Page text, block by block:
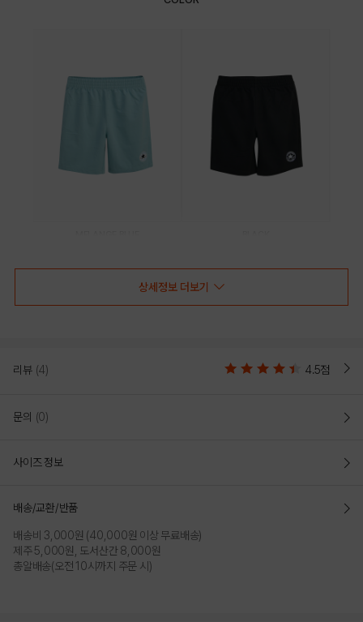
PRODUCT VIEW
상세정보 더보기
리뷰 (4) 4.5점
문의 (0)
사이즈 정보
배송/교환/반품
배송비 3,000원 (40,000원 이상 무료배송)
제주 5,000원, 도서산간 8,000원
총알배송(오전 10시까지 주문 시)